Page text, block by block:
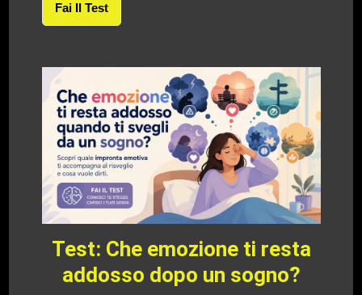
Fai Il Test
Test: Che emozione ti resta
addosso dopo un sogno?